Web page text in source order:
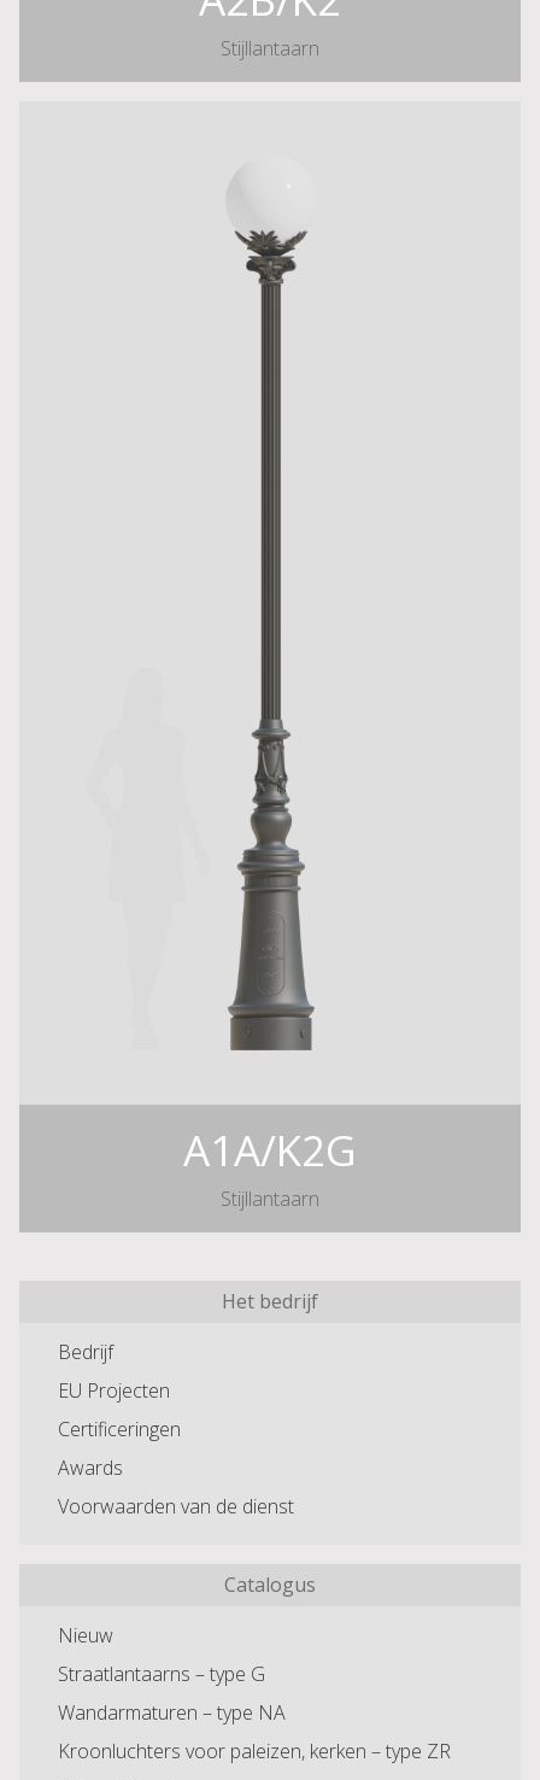
Stijllantaarn
A1A/K2G
Stijllantaarn
Het bedrijf
Bedrijf
EU Projecten
Certificeringen
Awards
Voorwaarden van de dienst
Catalogus
Nieuw
Straatlantaarns – type G
Wandarmaturen – type NA
Kroonluchters voor paleizen, kerken – type ZR